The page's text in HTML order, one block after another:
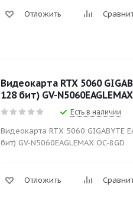
Отложить
Видеокарта RTX 5060
128 бит) GV-
Есть в наличии
Видеокарта RTX 5060 GIGABYTE
бит) GV-N5060EAGLEMAX OC-8GD
Отложить